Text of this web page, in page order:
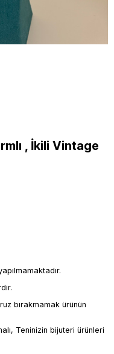
, İkili Vintage
bırakmamak ürünün
Teninizin bijuteri ürünleri